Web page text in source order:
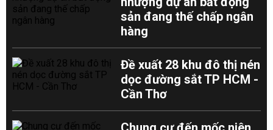
sản đang thế chấp ngân
hàng
Đề xuất 28 khu đô thị nén
dọc đường sắt TP HCM -
Cần Thơ